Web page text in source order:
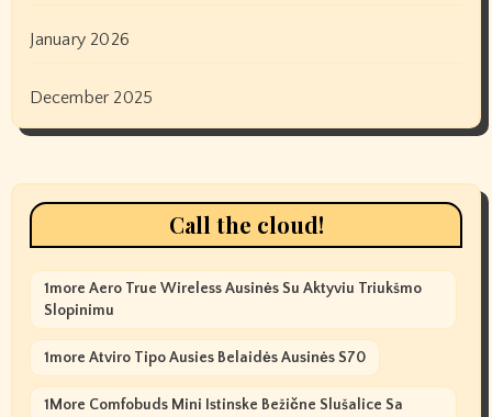
January 2026
December 2025
Call the cloud!
1more Aero True Wireless Ausinės Su Aktyviu Triukšmo
Slopinimu
1more Atviro Tipo Ausies Belaidės Ausinės S70
1More Comfobuds Mini Istinske Bežične Slušalice Sa